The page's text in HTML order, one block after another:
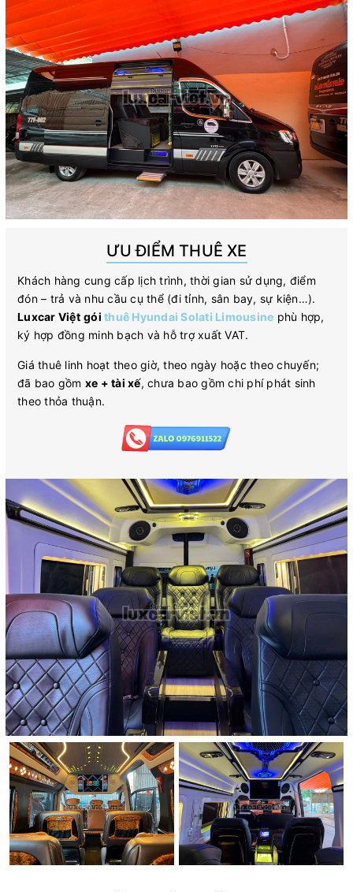
ƯU ĐIỂM THUÊ XE
Khách hàng cung cấp lịch trình, thời gian sử dụng, điểm
đón – trả và nhu cầu cụ thể (đi tỉnh, sân bay, sự kiện…).
Luxcar Việt gói thuê Hyundai Solati Limousine phù hợp,
ký hợp đồng minh bạch và hỗ trợ xuất VAT.
Giá thuê linh hoạt theo giờ, theo ngày hoặc theo chuyến;
đã bao gồm xe + tài xế, chưa bao gồm chi phí phát sinh
theo thỏa thuận.